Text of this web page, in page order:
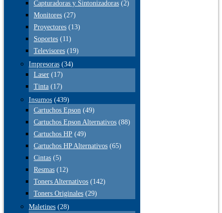
Capturadoras y Sintonizadoras (2)
Monitores (27)
Proyectores (13)
Soportes (11)
Televisores (19)
Impresoras (34)
Laser (17)
Tinta (17)
Insumos (439)
Cartuchos Epson (49)
Cartuchos Epson Alternativos (88)
Cartuchos HP (49)
Cartuchos HP Alternativos (65)
Cintas (5)
Resmas (12)
Toners Alternativos (142)
Toners Originales (29)
Maletines (28)